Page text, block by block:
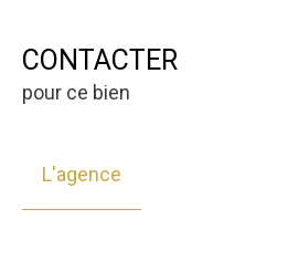
CONTACTER
pour ce bien
L'agence